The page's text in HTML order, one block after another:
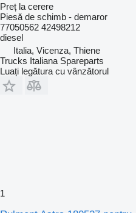
Preț la cerere
Piesă de schimb - demaror
77050562 42498212
diesel
Italia, Vicenza, Thiene
Trucks Italiana Spareparts
Luați legătura cu vânzătorul
1